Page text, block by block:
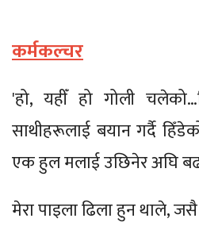
कर्मकल्चर
'हो, यहीँ हो गोली
साथीहरूलाई बयान गर्दै
एक हुल मलाई उछिनेर अघि
मेरा पाइला ढिला हुन थाले,